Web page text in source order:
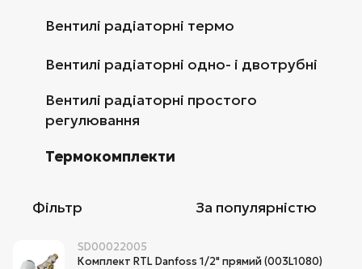
Вентилі радіаторні термо
Вентилі радіаторні одно- і двотрубні
Вентилі радіаторні простого
регулювання
Термокомплекти
Фільтр За популярністю
SD00022005
Комплект RTL Danfoss 1/2" прямий (003L1080)